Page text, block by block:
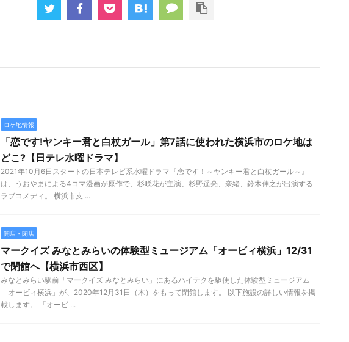
ロケ地情報
「恋です!ヤンキー君と白杖ガール」第7話に使われた横浜市のロケ地は
どこ?【日テレ水曜ドラマ】
2021年10月6日スタートの日本テレビ系水曜ドラマ『恋です！～ヤンキー君と白杖ガール～』
は、うおやまによる4コマ漫画が原作で、杉咲花が主演、杉野遥亮、奈緒、鈴木伸之が出演する
ラブコメディ。 横浜市支 ...
開店・閉店
マークイズ みなとみらいの体験型ミュージアム「オービィ横浜」12/31
で閉館へ【横浜市西区】
みなとみらい駅前「マークイズ みなとみらい」にあるハイテクを駆使した体験型ミュージアム
「オービィ横浜」が、2020年12月31日（木）をもって閉館します。 以下施設の詳しい情報を掲
載します。 「オービ ...